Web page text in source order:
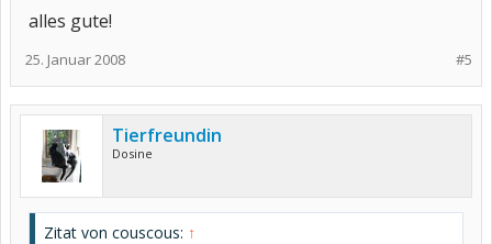
hohe Spezifität bei früher RA gezeigt werden konnte. Erhöhte
Konzentrationen von
Arthritis zurRA
alles gute!
#5
25. Januar 2008
Tierfreundin
Dosine
Zitat von couscous: ↑